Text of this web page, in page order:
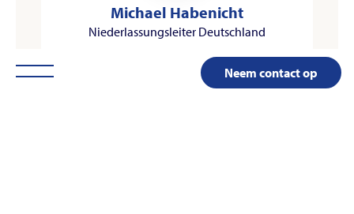
Neem contact op
Michael Habenicht
Niederlassungsleiter Deutschland
Whatsapp LinkedIn